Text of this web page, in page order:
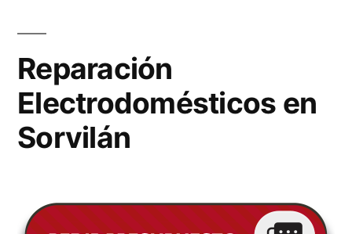
Reparación
Electrodomésticos en
Sorvilán